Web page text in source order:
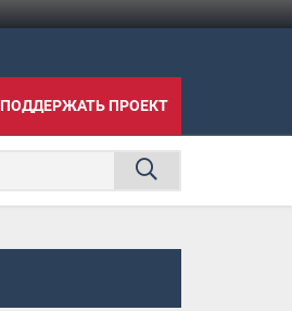
ПОДДЕРЖАТЬ ПРОЕКТ